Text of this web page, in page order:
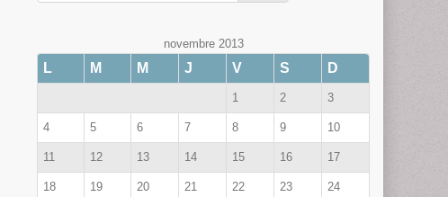
novembre 2013
L M M J V S D
1 2 3
4 5 6 7 8 9 10
11 12 13 14 15 16 17
18 19 20 21 22 23 24